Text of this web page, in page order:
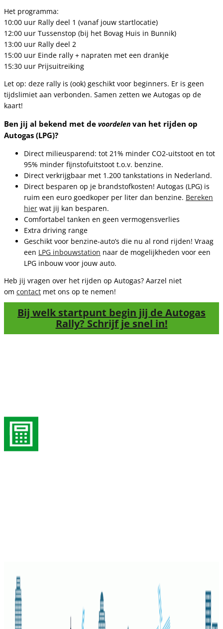
Het programma:
10:00 uur Rally deel 1 (vanaf jouw startlocatie)
12:00 uur Tussenstop (bij het Bovag Huis in Bunnik)
13:00 uur Rally deel 2
15:00 uur Einde rally + napraten met een drankje
15:30 uur Prijsuitreiking
Let op: deze rally is (ook) geschikt voor beginners. Er is geen
tijdslimiet aan verbonden. Samen zetten we Autogas op de
kaart!
Ben jij al bekend met de voordelen van het rijden op
Autogas (LPG)?
Direct milieusparend: tot 21% minder CO2-uitstoot en tot
95% minder fijnstofuitstoot t.o.v. benzine.
Direct verkrijgbaar met 1.200 tankstations in Nederland.
Direct besparen op je brandstofkosten! Autogas (LPG) is
ruim een euro goedkoper per liter dan benzine. Bereken
hier wat jij kan besparen.
Comfortabel tanken en geen vermogensverlies
Extra driving range
Geschikt voor benzine-auto’s die nu al rond rijden! Vraag
een LPG inbouwstation naar de mogelijkheden voor een
LPG inbouw voor jouw auto.
Heb jij vragen over het rijden op Autogas? Aarzel niet
om contact met ons op te nemen!
Bij welk startpunt begin jij de Autogas
Rally? Schrijf je snel in!